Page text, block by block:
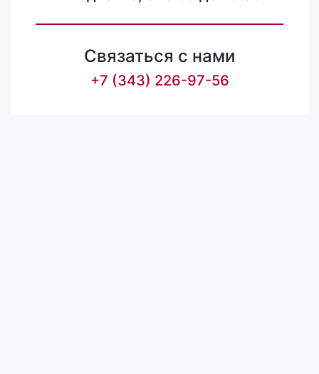
Связаться с нами
+7 (343) 226-97-56